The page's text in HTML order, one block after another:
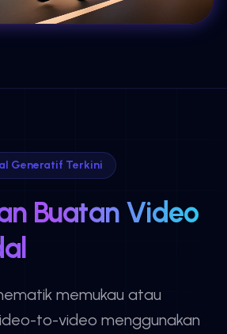
Generatif Terkini
Buatan Video
memukau atau
to-video menggunakan